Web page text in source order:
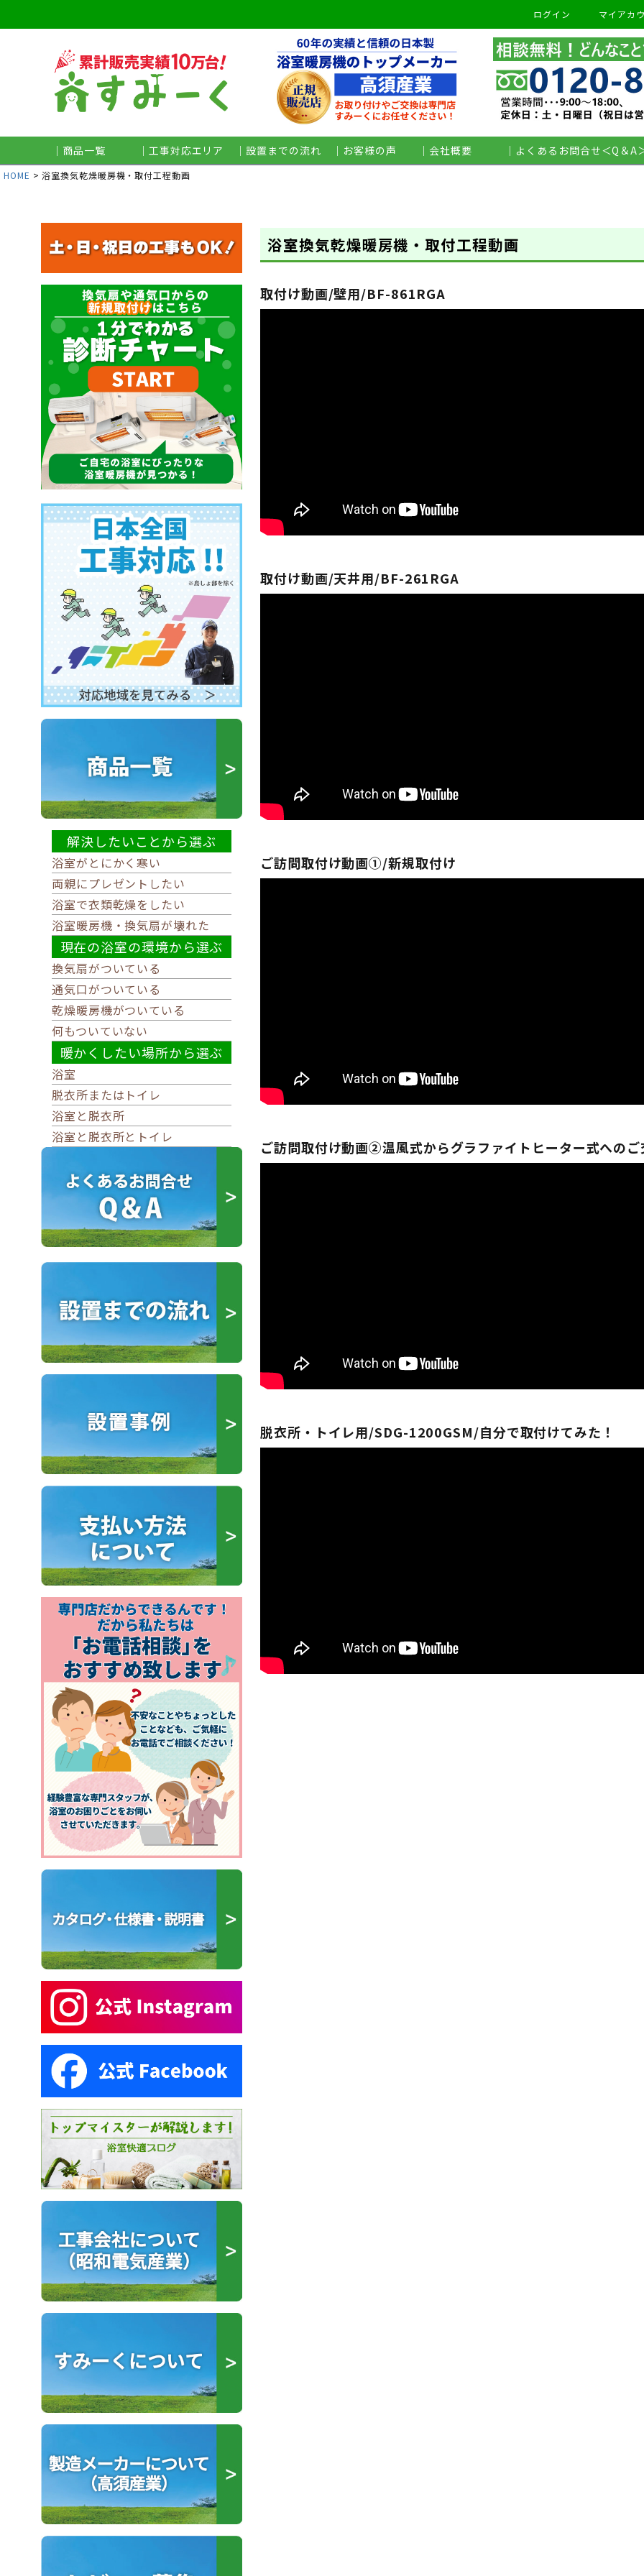
ログイン マイアカ
｜商品一覧 ｜工事対応エリア ｜設置までの流れ ｜お客様の声 ｜会社概要 ｜よくあるお問合せ＜Q＆A
検索
HOME 浴室換気乾燥暖房機・取付工程動画
解決したいことから選ぶ
浴室がとにかく寒い
両親にプレゼントしたい
浴室で衣類乾燥をしたい
浴室暖房機・換気扇が壊れた
現在の浴室の環境から選ぶ
換気扇がついている
通気口がついている
乾燥暖房機がついている
何もついていない
暖かくしたい場所から選ぶ
浴室
脱衣所またはトイレ
浴室と脱衣所
浴室と脱衣所とトイレ
浴室換気乾燥暖房機・取付工程動画
取付け動画/壁用/BF-861RGA
取付け動画/天井用/BF-261RGA
ご訪問取付け動画①/新規取付け
ご訪問取付け動画②温風式からグラファイトヒーター式へのご
脱衣所・トイレ用/SDG-1200GSM/自分で取付けてみた！